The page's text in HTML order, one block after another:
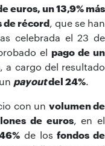
euros, un 13,9% más
de récord , que se han
celebrada el 23 de
el pago de un
, a cargo del resultado
payoutdel 24%
con un volumen de
de euros, en el
de losfondos de